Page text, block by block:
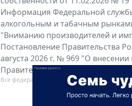
Информация Федеральной
алкогольным и табачным рынками
"Вниманию производителей и
Постановление Правительства
августа 2026 г. № 969 "О
Правительства Российской
Все федеральные документы